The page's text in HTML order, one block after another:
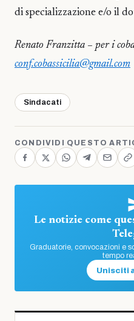
di specializzazione e/o il
Renato Franzitta – per i
conf.cobassicilia@gmail.com
Sindacati
CONDIVIDI QUESTO
Le notizie come
Graduatorie, convocazioni e
tempo
Unisciti